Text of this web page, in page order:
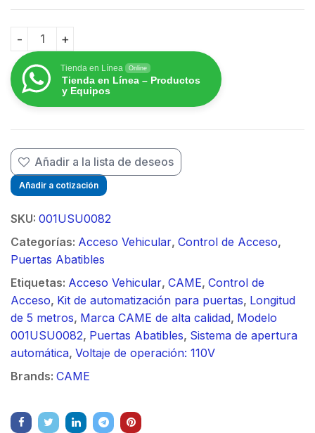
Kit de Operadores /Par para Puerta Batiente de
Tienda en Línea Online
Tienda en Línea – Productos
y Equipos
Añadir a la lista de deseos
Añadir a cotización
SKU: 001USU0082
Categorías: Acceso Vehicular, Control de Acceso,
Puertas Abatibles
Etiquetas: Acceso Vehicular, CAME, Control de
Acceso, Kit de automatización para puertas, Longitud
de 5 metros, Marca CAME de alta calidad, Modelo
001USU0082, Puertas Abatibles, Sistema de apertura
automática, Voltaje de operación: 110V
Brands: CAME